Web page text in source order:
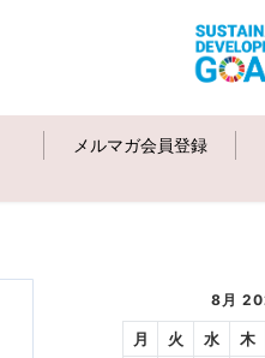
メルマガ会員登録
8月
月 火 水 木